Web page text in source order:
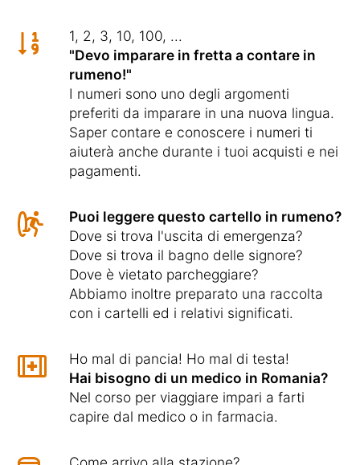
1, 2, 3, 10, 100, ...
"Devo imparare in fretta a contare in
rumeno!"
I numeri sono uno degli argomenti
preferiti da imparare in una nuova lingua.
Saper contare e conoscere i numeri ti
aiuterà anche durante i tuoi acquisti e nei
pagamenti.
Puoi leggere questo cartello in rumeno?
Dove si trova l'uscita di emergenza?
Dove si trova il bagno delle signore?
Dove è vietato parcheggiare?
Abbiamo inoltre preparato una raccolta
con i cartelli ed i relativi significati.
Ho mal di pancia! Ho mal di testa!
Hai bisogno di un medico in Romania?
Nel corso per viaggiare impari a farti
capire dal medico o in farmacia.